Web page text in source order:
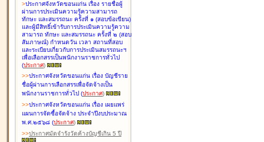
>ประกาศจังหวัดขอนแก่น เรื่อง รายชื่อผู้
ผ่านการประเมินความรู้ความสามารถ
ทักษะ และสมรรถนะ ครั้งที่ ๑ (สอบข้อเขียน)
และผู้มีสิทธิ์เข้ารับการประเมินความรู้ความ
สามารถ ทักษะ และสมรรถนะ ครั้งที่ ๒ (สอบ
สัมภาษณ์) กำหนดวัน เวลา สถานที่สอบ
และระเบียบเกี่ยวกับการประเมินสมรรถนะฯ
เพื่อเลือกสรรเป็นพนักงานราชการทั่วไป
(ประกาศ)
>>ประกาศจังหวัดขอนแก่น เรื่อง บัญชีราย
ชื่อผู้ผ่านการเลือกสรรเพื่อจัดจ้างเป็น
พนักงานราชการทั่วไป (ประกาศ)
>>ประกาศจังหวัดขอนแก่น เรื่อง เผยแพร่
แผนการจัดซื้อจัดจ้าง ประจำปีงบประมาณ
พ.ศ.๒๕๖๘ (ประกาศ)
>>ประกาศมัดจำรังวัดค้างบัญชีเกิน 5 ปี